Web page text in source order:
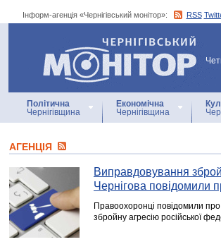
Інформ-агенція «Чернігівський монітор»: RSS
Інформ-агенція
«Чернігівський монітор»
Політична
Чернігівщина
Економічна
Чернігівщина
АГЕНЦIЯ
Виправдовування
Чернігова повідомили
Правоохоронці повідомили про
збройну агресію російської